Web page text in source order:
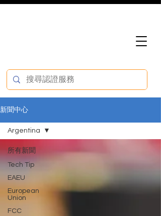
新聞中心
所有新聞
Tech Tip
EAEU
European
Union
FCC
Argentina